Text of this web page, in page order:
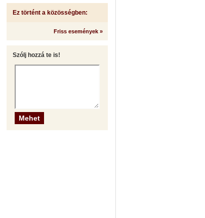
Ez történt a közösségben:
Friss események »
Szólj hozzá te is!